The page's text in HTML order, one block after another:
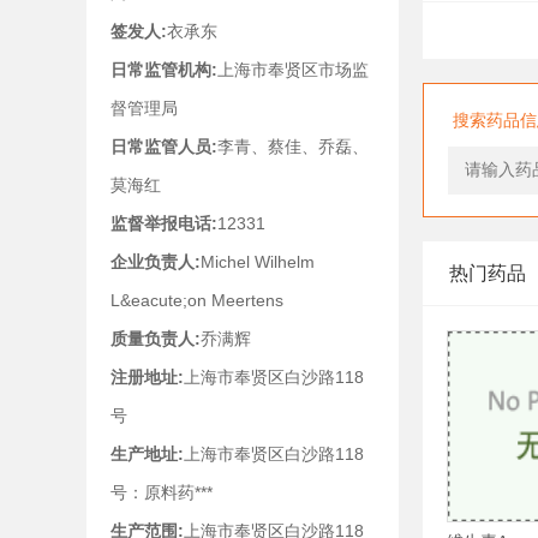
搜索药品
热门药品
签发人:衣承东
日常监管机构: 上海市奉贤区市场监
督管理局
日常监管人员:李青、蔡佳、乔磊、
莫海红
监督举报电话:12331
企业负责人:Michel Wilhelm
L&eacute;on Meertens
质量负责人:乔满辉
注册地址: 上海市奉贤区白沙路118
号
生产地址: 上海市奉贤区白沙路118
号：原料药***
生产范围: 上海市奉贤区白沙路118